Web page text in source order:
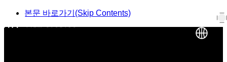
본문 바로가기(Skip Contents)